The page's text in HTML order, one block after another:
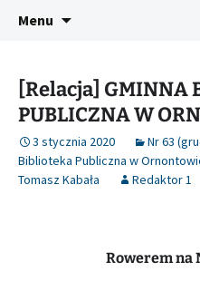
Śląski Pegaz
Platforma inicjatyw
Menu
[Relacja] GMINNA
PUBLICZNA W
3 stycznia 2020 Nr 63
Biblioteka Publiczna w
Tomasz Kabała
Redaktor 1
Rowerem na